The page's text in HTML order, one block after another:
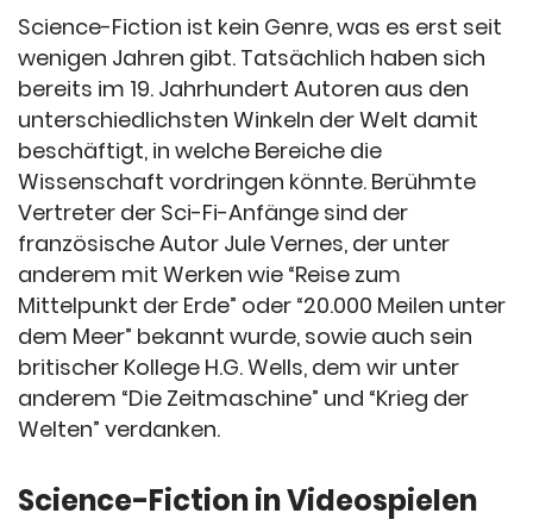
Science-Fiction ist kein Genre, was es erst seit
wenigen Jahren gibt. Tatsächlich haben sich
bereits im 19. Jahrhundert Autoren aus den
unterschiedlichsten Winkeln der Welt damit
beschäftigt, in welche Bereiche die
Wissenschaft vordringen könnte. Berühmte
Vertreter der Sci-Fi-Anfänge sind der
französische Autor Jule Vernes, der unter
anderem mit Werken wie “Reise zum
Mittelpunkt der Erde” oder “20.000 Meilen unter
dem Meer” bekannt wurde, sowie auch sein
britischer Kollege H.G. Wells, dem wir unter
anderem “Die Zeitmaschine” und “Krieg der
Welten” verdanken.
Science-Fiction in Videospielen